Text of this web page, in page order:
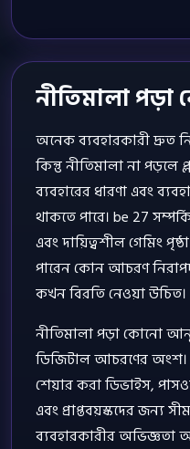
নীতিমালা পড়া
অনেক ব্যবহারকারী দ্রুত
কিন্তু নীতিমালা না পড়লে
ব্যবহারের ধারণা এবং
থাকতে পারে। be 27
এবং দায়িত্বশীল গেমিং
পারেন কোন আচরণ
কখন বিরতি নেওয়া উচিত।
নীতিমালা পড়া কোনো
ডিজিটাল আচরণের অংশ।
শেয়ার করা ডিভাইস,
এবং প্রাপ্তবয়স্কদের জন্য
ব্যবহারকারীর অভিজ্ঞতা